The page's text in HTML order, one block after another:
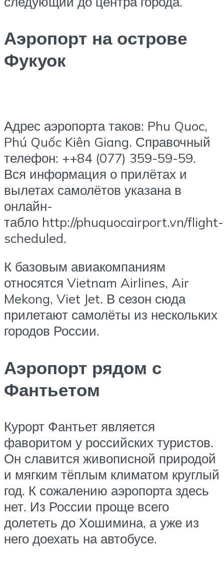
Аэропорт на острове
Фукуок
Адрес аэропорта таков: Phu Quoc,
Phú Quốc Kiên Giang. Справочный
телефон: ++84 (077) 359-59-59.
Вся информация о прилётах и
вылетах самолётов указана в
онлайн-
табло http://phuquocairport.vn/flight-
scheduled.
К базовым авиакомпаниям
относятся Vietnam Airlines, Air
Mekong, Viet Jet. В сезон сюда
прилетают самолёты из нескольких
городов России.
Аэропорт рядом с
Фантьетом
Курорт Фантьет является
фаворитом у российских туристов.
Он славится живописной природой
и мягким тёплым климатом круглый
год. К сожалению аэропорта здесь
нет. Из России проще всего
долететь до Хошимина, а уже из
него доехать на автобусе.